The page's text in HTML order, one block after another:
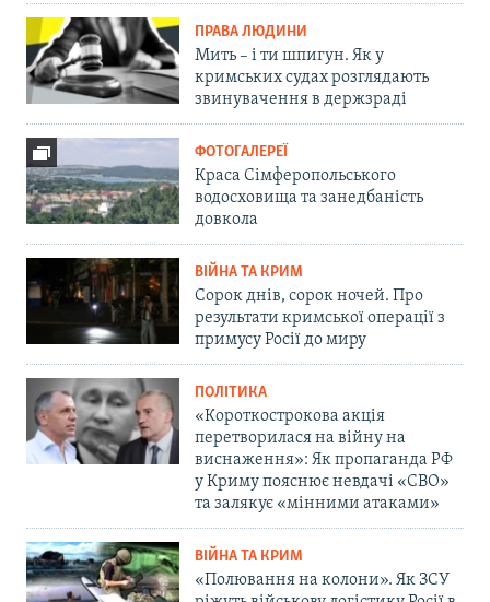
ПРАВА ЛЮДИНИ
Мить – і ти шпигун. Як у
кримських судах розглядають
звинувачення в держзраді
ФОТОГАЛЕРЕЇ
Краса Сімферопольського
водосховища та занедбаність
довкола
ВІЙНА ТА КРИМ
Сорок днів, сорок ночей. Про
результати кримської операції з
примусу Росії до миру
ПОЛІТИКА
«Короткострокова акція
перетворилася на війну на
виснаження»: Як пропаганда РФ
у Криму пояснює невдачі «СВО»
та залякує «мінними атаками»
ВІЙНА ТА КРИМ
«Полювання на колони». Як ЗСУ